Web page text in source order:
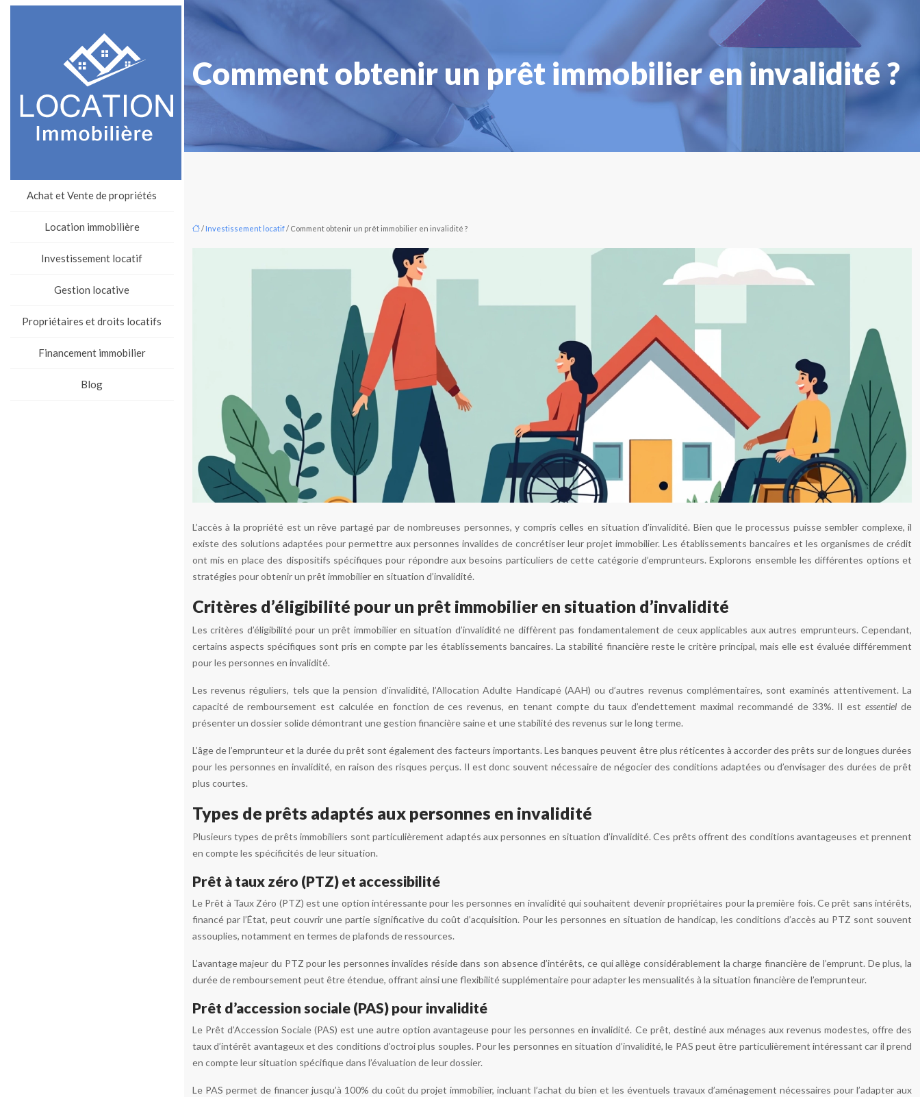
Achat et Vente de propriétés
Location immobilière
Investissement locatif
Gestion locative
Propriétaires et droits locatifs
Financement immobilier
Blog
Comment obtenir un prêt immobilier en invalidité ?
/ Investissement locatif/ Comment obtenir un prêt immobilier en invalidité ?
L’accès à la propriété est un rêve partagé par de nombreuses personnes, y compris celles en situation d’invalidité. Bien que le processus puisse sembler complexe, il
existe des solutions adaptées pour permettre aux personnes invalides de concrétiser leur projet immobilier. Les établissements bancaires et les organismes de crédit
ont mis en place des dispositifs spécifiques pour répondre aux besoins particuliers de cette catégorie d’emprunteurs. Explorons ensemble les différentes options et
stratégies pour obtenir un prêt immobilier en situation d’invalidité.
Critères d’éligibilité pour un prêt immobilier en situation d’invalidité
Les critères d’éligibilité pour un prêt immobilier en situation d’invalidité ne diffèrent pas fondamentalement de ceux applicables aux autres emprunteurs. Cependant,
certains aspects spécifiques sont pris en compte par les établissements bancaires. La stabilité financière reste le critère principal, mais elle est évaluée différemment
pour les personnes en invalidité.
Les revenus réguliers, tels que la pension d’invalidité, l’Allocation Adulte Handicapé (AAH) ou d’autres revenus complémentaires, sont examinés attentivement. La
capacité de remboursement est calculée en fonction de ces revenus, en tenant compte du taux d’endettement maximal recommandé de 33%. Il estessentielde
présenter un dossier solide démontrant une gestion financière saine et une stabilité des revenus sur le long terme.
L’âge de l’emprunteur et la durée du prêt sont également des facteurs importants. Les banques peuvent être plus réticentes à accorder des prêts sur de longues durées
pour les personnes en invalidité, en raison des risques perçus. Il est donc souvent nécessaire de négocier des conditions adaptées ou d’envisager des durées de prêt
plus courtes.
Types de prêts adaptés aux personnes en invalidité
Plusieurs types de prêts immobiliers sont particulièrement adaptés aux personnes en situation d’invalidité. Ces prêts offrent des conditions avantageuses et prennent
en compte les spécificités de leur situation.
Prêt à taux zéro (PTZ) et accessibilité
Le Prêt à Taux Zéro (PTZ) est une option intéressante pour les personnes en invalidité qui souhaitent devenir propriétaires pour la première fois. Ce prêt sans intérêts,
financé par l’État, peut couvrir une partie significative du coût d’acquisition. Pour les personnes en situation de handicap, les conditions d’accès au PTZ sont souvent
assouplies, notamment en termes de plafonds de ressources.
L’avantage majeur du PTZ pour les personnes invalides réside dans son absence d’intérêts, ce qui allège considérablement la charge financière de l’emprunt. De plus, la
durée de remboursement peut être étendue, offrant ainsi une flexibilité supplémentaire pour adapter les mensualités à la situation financière de l’emprunteur.
Prêt d’accession sociale (PAS) pour invalidité
Le Prêt d’Accession Sociale (PAS) est une autre option avantageuse pour les personnes en invalidité. Ce prêt, destiné aux ménages aux revenus modestes, offre des
taux d’intérêt avantageux et des conditions d’octroi plus souples. Pour les personnes en situation d’invalidité, le PAS peut être particulièrement intéressant car il prend
en compte leur situation spécifique dans l’évaluation de leur dossier.
Le PAS permet de financer jusqu’à 100% du coût du projet immobilier, incluant l’achat du bien et les éventuels travaux d’aménagement nécessaires pour l’adapter aux